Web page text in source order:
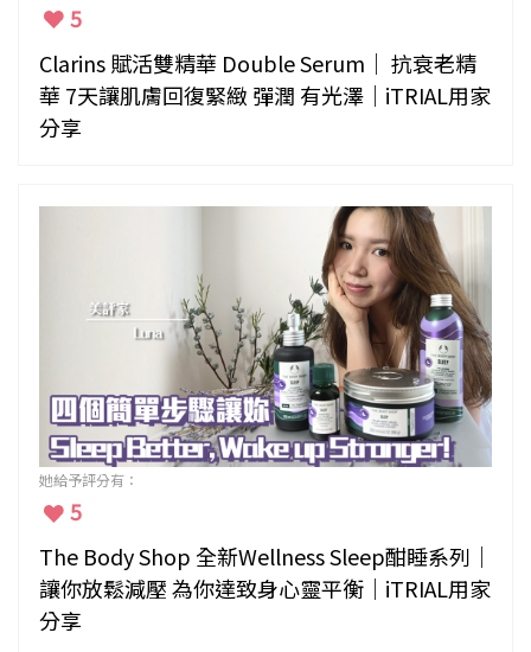
5
Clarins 賦活雙精華 Double Serum｜ 抗衰老精
華 7天讓肌膚回復緊緻 彈潤 有光澤｜iTRIAL用家
分享
她給予評分有：
5
The Body Shop 全新Wellness Sleep酣睡系列｜
讓你放鬆減壓 為你達致身心靈平衡｜iTRIAL用家
分享